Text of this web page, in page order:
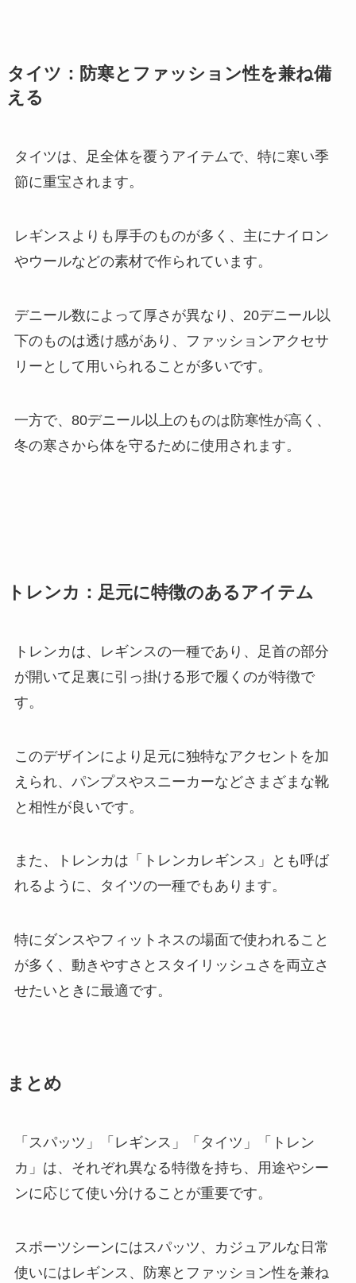
タイツ：防寒とファッション性を兼ね備
える
タイツは、足全体を覆うアイテムで、特に寒い季
節に重宝されます。
レギンスよりも厚手のものが多く、主にナイロン
やウールなどの素材で作られています。
デニール数によって厚さが異なり、20デニール以
下のものは透け感があり、ファッションアクセサ
リーとして用いられることが多いです。
一方で、80デニール以上のものは防寒性が高く、
冬の寒さから体を守るために使用されます。
トレンカ：足元に特徴のあるアイテム
トレンカは、レギンスの一種であり、足首の部分
が開いて足裏に引っ掛ける形で履くのが特徴で
す。
このデザインにより足元に独特なアクセントを加
えられ、パンプスやスニーカーなどさまざまな靴
と相性が良いです。
また、トレンカは「トレンカレギンス」とも呼ば
れるように、タイツの一種でもあります。
特にダンスやフィットネスの場面で使われること
が多く、動きやすさとスタイリッシュさを両立さ
せたいときに最適です。
まとめ
「スパッツ」「レギンス」「タイツ」「トレン
カ」は、それぞれ異なる特徴を持ち、用途やシー
ンに応じて使い分けることが重要です。
スポーツシーンにはスパッツ、カジュアルな日常
使いにはレギンス、防寒とファッション性を兼ね